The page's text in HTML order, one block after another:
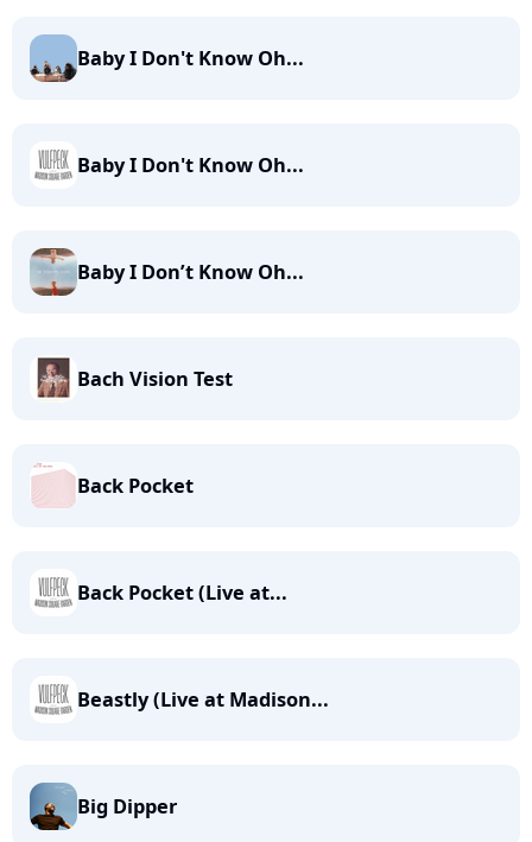
Baby I Don't Know Oh...
Baby I Don't Know Oh...
Baby I Don’t Know Oh...
Bach Vision Test
Back Pocket
Back Pocket (Live at...
Beastly (Live at Madison...
Big Dipper